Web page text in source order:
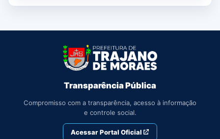
Transparência Pública
Compromisso com a transparência, acesso à informação
e controle social.
Acessar Portal Oficial